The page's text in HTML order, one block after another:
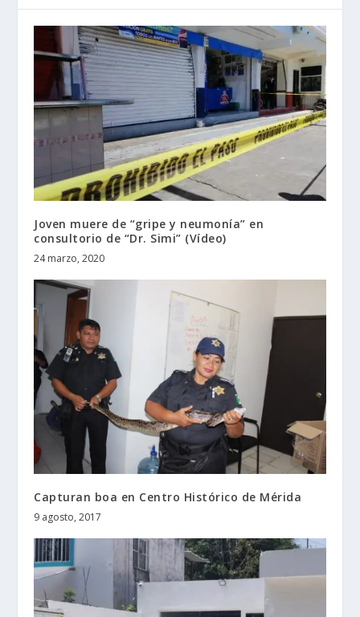
Joven muere de “gripe y neumonía” en
consultorio de “Dr. Simi” (Vídeo)
24 marzo, 2020
Capturan boa en Centro Histórico de Mérida
9 agosto, 2017